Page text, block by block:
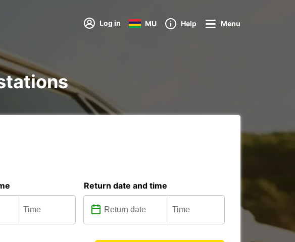
Log in MU Help Menu
Return date and time